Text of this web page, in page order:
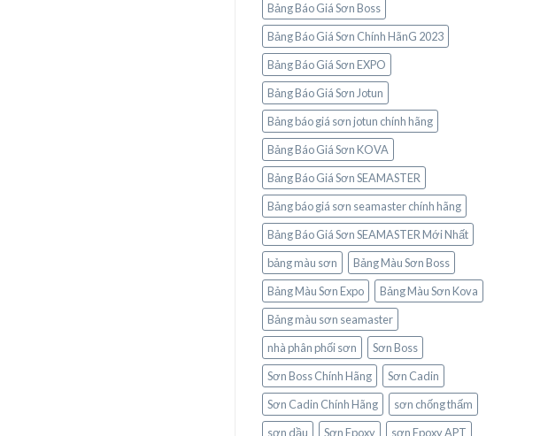
Bảng Báo Giá Sơn Boss
Bảng Báo Giá Sơn Chính HãnG 2023
Bảng Báo Giá Sơn EXPO
Bảng Báo Giá Sơn Jotun
Bảng báo giá sơn jotun chính hãng
Bảng Báo Giá Sơn KOVA
Bảng Báo Giá Sơn SEAMASTER
Bảng báo giá sơn seamaster chính hãng
Bảng Báo Giá Sơn SEAMASTER Mới Nhất
bảng màu sơn
Bảng Màu Sơn Boss
Bảng Màu Sơn Expo
Bảng Màu Sơn Kova
Bảng màu sơn seamaster
nhà phân phối sơn
Sơn Boss
Sơn Boss Chính Hãng
Sơn Cadin
Sơn Cadin Chính Hãng
sơn chống thấm
sơn dầu
Sơn Epoxy
sơn Epoxy APT